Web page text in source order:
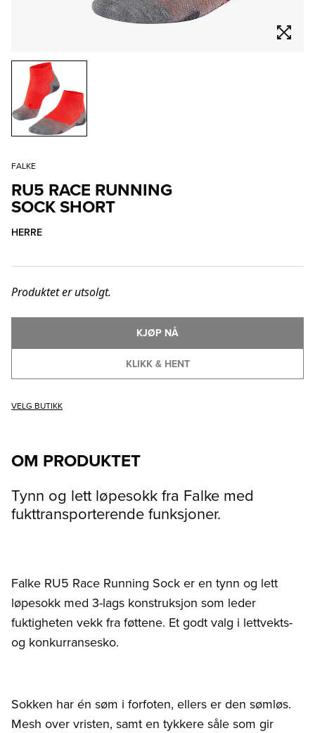
FALKE
RU5 RACE RUNNING
SOCK SHORT
HERRE
Produktet er utsolgt.
KLIKK & HENT
KJØP NÅ
VELG BUTIKK
OM PRODUKTET
Tynn og lett løpesokk fra Falke med
fukttransporterende funksjoner.
Falke RU5 Race Running Sock er en tynn og lett
løpesokk med 3-lags konstruksjon som leder
fuktigheten vekk fra føttene. Et godt valg i lettvekts-
og konkurransesko.
Sokken har én søm i forfoten, ellers er den sømløs.
Mesh over vristen, samt en tykkere såle som gir